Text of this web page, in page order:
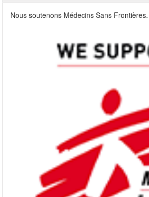
Nous soutenons Médecins Sans Frontières.